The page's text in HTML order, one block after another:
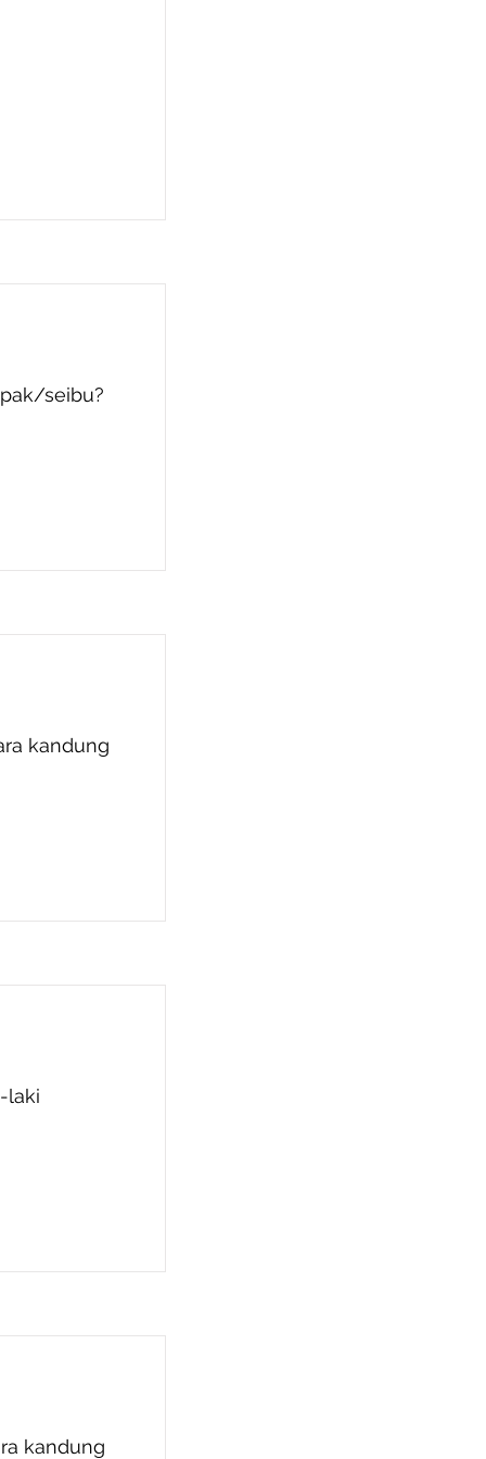
seibu?
kandung
laki
kandung